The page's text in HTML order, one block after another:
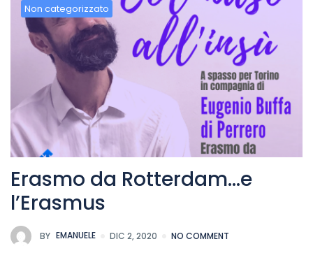
Non categorizzato
Erasmo da Rotterdam…e
l’Erasmus
BY EMANUELE DIC 2, 2020 NO COMMENT